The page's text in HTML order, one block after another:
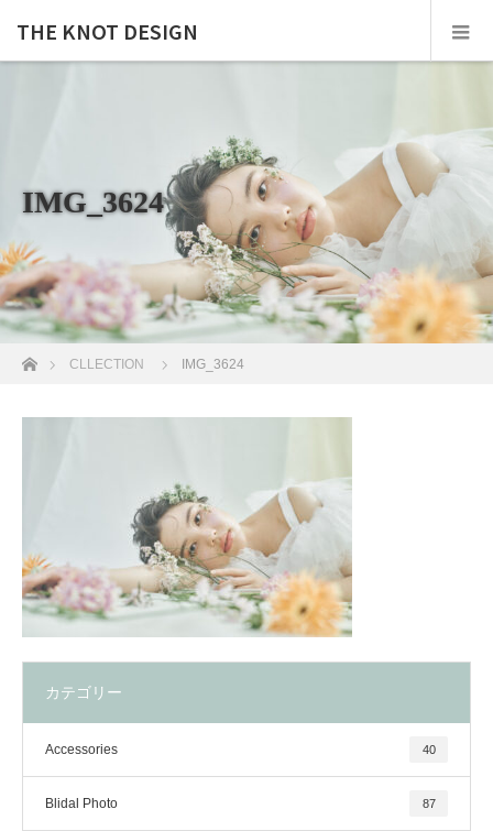
THE KNOT DESIGN
IMG_3624
ホームCLLECTION IMG_3624
カテゴリー
Accessories 40
Blidal Photo 87